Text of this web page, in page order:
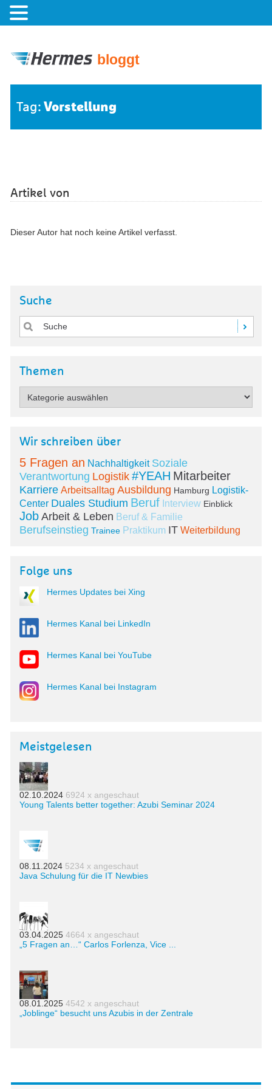
bloggt
Tag: Vorstellung
Artikel von
Dieser Autor hat noch keine Artikel verfasst.
Suche
Themen
Wir schreiben über
5 Fragen an Nachhaltigkeit Soziale
Verantwortung Logistik #YEAH Mitarbeiter
Karriere Arbeitsalltag Ausbildung Hamburg Logistik-
Center Duales Studium Beruf Interview Einblick
Job Arbeit & Leben Beruf & Familie
Berufseinstieg Trainee Praktikum IT Weiterbildung
Folge uns
Hermes Updates bei Xing
Hermes Kanal bei LinkedIn
Hermes Kanal bei YouTube
Hermes Kanal bei Instagram
Meistgelesen
02.10.2024 6924 x angeschaut
Young Talents better together: Azubi Seminar 2024
08.11.2024 5234 x angeschaut
Java Schulung für die IT Newbies
03.04.2025 4664 x angeschaut
„5 Fragen an…“ Carlos Forlenza, Vice ...
08.01.2025 4542 x angeschaut
„Joblinge“ besucht uns Azubis in der Zentrale